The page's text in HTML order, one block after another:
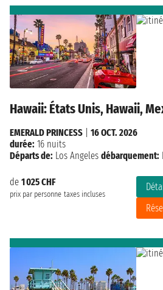
Hawaii: États Unis, Hawaii,
de 1 025 CHF
prix par personne taxes incluses
EMERALD PRINCESS
16 OCT. 2026
durée: 16 nuits
Départs de: Los Angeles débarquement: